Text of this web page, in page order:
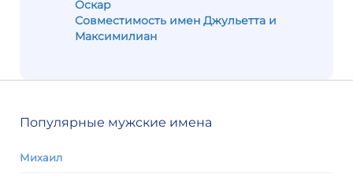
Оскар
Совместимость имен Джульетта и
Максимилиан
Популярные мужские имена
Михаил